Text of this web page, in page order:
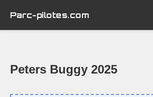
Parc-pilotes.com
Peters Buggy 2025